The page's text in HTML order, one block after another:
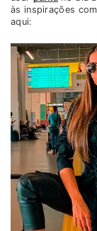
às inspirações
aqui: